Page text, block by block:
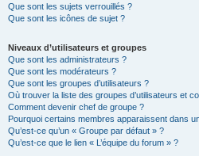
Que sont les sujets verrouillés ?
Que sont les icônes de sujet ?
Niveaux d’utilisateurs et groupes
Que sont les administrateurs ?
Que sont les modérateurs ?
Que sont les groupes d’utilisateurs ?
Où trouver la liste des groupes d’utilisateurs et
Comment devenir chef de groupe ?
Pourquoi certains membres apparaissent dans
Qu’est-ce qu’un « Groupe par défaut » ?
Qu’est-ce que le lien « L’équipe du forum » ?